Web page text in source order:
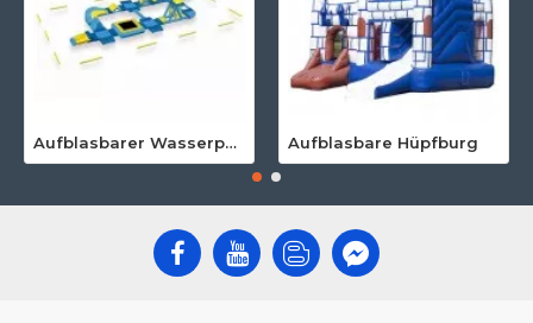
Aufblasbarer Wasserpark Für Erwachsene Aufblasbare Hüpfburg